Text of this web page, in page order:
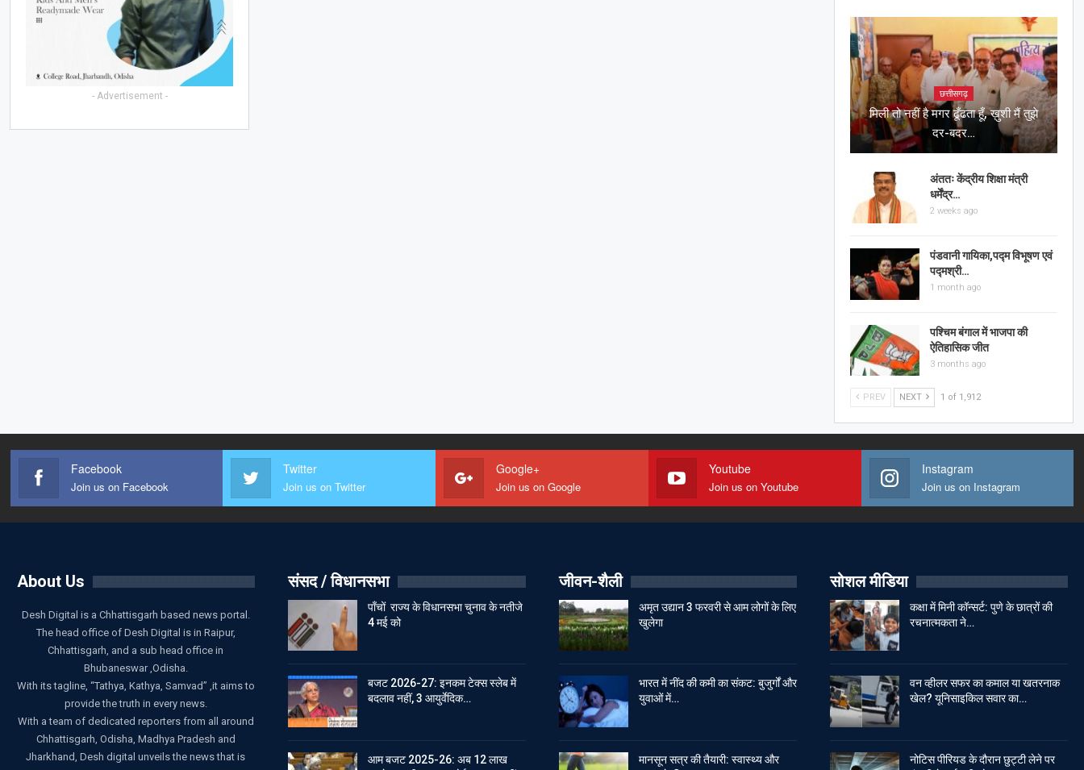
छत्तीसगढ़
मिली तो नहीं है मगर ढूँढता हूँ, ख़ुशी मैं तुझे
दर-बदर…
अंततः केंद्रीय शिक्षा मंत्री
धर्मेंद्र…
2 weeks ago
पंडवानी गायिका,पद्म विभूषण एवं
पद्मश्री…
1 month ago
पश्चिम बंगाल में भाजपा की
ऐतिहासिक जीत
3 months ago
PREV NEXT 1 of 1,912
- Advertisement -
Facebook
Join us on Facebook
Twitter
Join us on Twitter
Google+
Join us on Google
Youtube
Join us on Youtube
Instagram
Join us on Instagram
About Us
Desh Digital is a Chhattisgarh based news portal.
The head office of Desh Digital is in Raipur,
Chhattisgarh, and a sub head office in
Bhubaneswar ,Odisha.
With its tagline, “Tathya, Kathya, Samvad” ,it aims to
provide the truth in every news.
With a team of dedicated reporters from all around
Chhattisgarh, Odisha, Madhya Pradesh and
Jharkhand, Desh digital unveils the news that is
संसद / विधानसभा
पाँचों राज्य के विधानसभा चुनाव के नतीजे
4 मई को
बजट 2026-27: इनकम टेक्स स्लेब में
बदलाव नहीं, 3 आयुर्वेदिक…
आम बजट 2025-26: अब 12 लाख
जीवन-शैली
अमृत उद्यान 3 फरवरी से आम लोगों के लिए
खुलेगा
भारत में नींद की कमी का संकट: बुजुर्गों और
युवाओं में…
मानसून सत्र की तैयारी: स्वास्थ्य और
सोशल मीडिया
कक्षा में मिनी कॉन्सर्ट: पुणे के छात्रों की
रचनात्मकता ने…
वन व्हीलर सफर का कमाल या खतरनाक
खेल? यूनिसाइकिल सवार का…
नोटिस पीरियड के दौरान छुट्टी लेने पर